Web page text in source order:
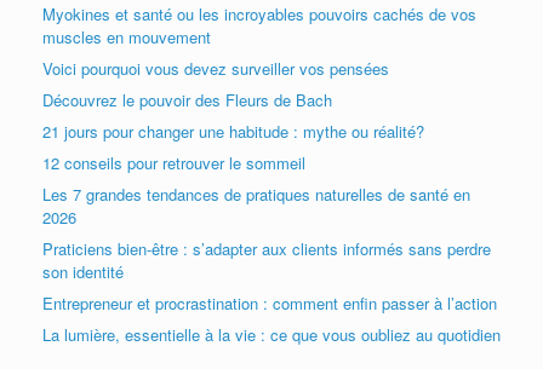
Myokines et santé ou les incroyables pouvoirs cachés de vos
muscles en mouvement
Voici pourquoi vous devez surveiller vos pensées
Découvrez le pouvoir des Fleurs de Bach
21 jours pour changer une habitude : mythe ou réalité?
12 conseils pour retrouver le sommeil
Les 7 grandes tendances de pratiques naturelles de santé en
2026
Praticiens bien-être : s’adapter aux clients informés sans perdre
son identité
Entrepreneur et procrastination : comment enfin passer à l’action
La lumière, essentielle à la vie : ce que vous oubliez au quotidien